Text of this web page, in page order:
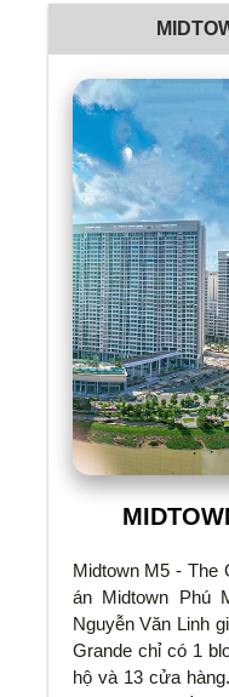
Midtown M5 - The
án Midtown Phú
Nguyễn Văn Linh
Grande chỉ có 1
hộ và 13 cửa